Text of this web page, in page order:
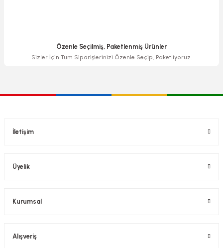
Özenle Seçilmiş, Paketlenmiş Ürünler
Sizler İçin Tüm Siparişlerinizi Özenle Seçip, Paketliyoruz.
İletişim
Üyelik
Kurumsal
Alışveriş